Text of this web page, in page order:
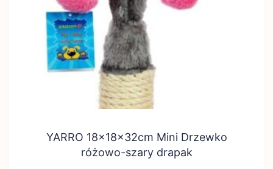
YARRO 18x18x32cm Mini Drzewko
różowo-szary drapak